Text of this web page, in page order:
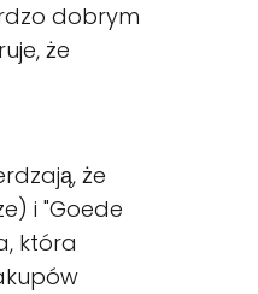
dobrym
że
że
i "Goede
która